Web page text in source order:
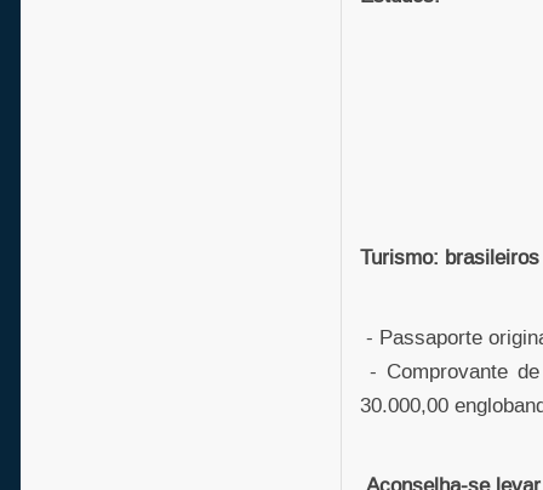
Turismo:
- Passaporte
- Comprovante
30.000,00
Aconselha-se